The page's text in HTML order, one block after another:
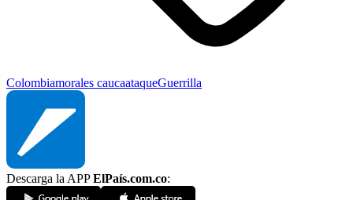
Colombiamorales caucaataqueGuerrilla
Descarga la APPElPaís.com.co: